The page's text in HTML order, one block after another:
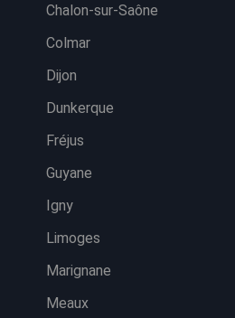
Chalon-sur-Saône
Colmar
Dijon
Dunkerque
Fréjus
Guyane
Igny
Limoges
Marignane
Meaux